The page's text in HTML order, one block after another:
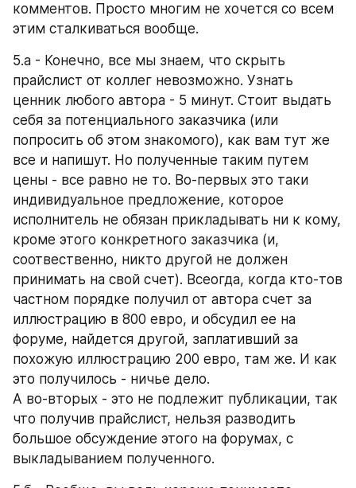
комментов. Просто многим не хочется со всем
этим сталкиваться вообще.
5.а - Конечно, все мы знаем, что скрыть
прайслист от коллег невозможно. Узнать
ценник любого автора - 5 минут. Стоит выдать
себя за потенциального заказчика (или
попросить об этом знакомого), как вам тут же
все и напишут. Но полученные таким путем
цены - все равно не то. Во-первых это таки
индивидуальное предложение, которое
исполнитель не обязан прикладывать ни к кому,
кроме этого конкретного заказчика (и,
соотвественно, никто другой не должен
принимать на свой счет). Всеогда, когда кто-тов
частном порядке получил от автора счет за
иллюстрацию в 800 евро, и обсудил ее на
форуме, найдется другой, заплативший за
похожую иллюстрацию 200 евро, там же. И как
это получилось - ничье дело.
А во-вторых - это не подлежит публикации, так
что получив прайслист, нельзя разводить
большое обсуждение этого на форумах, с
выкладыванием полученного.